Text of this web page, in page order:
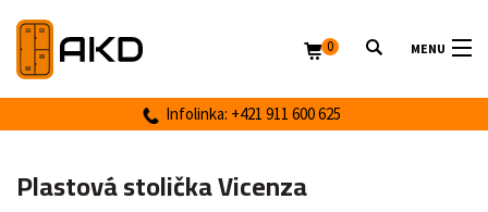
MENU
Infolinka: +421 911 600 625
0
Plastová stolička Vicenza